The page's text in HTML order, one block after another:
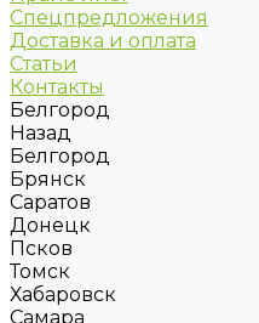
Спецпредложения
Доставка и оплата
Статьи
Контакты
Белгород
Назад
Белгород
Брянск
Саратов
Донецк
Псков
Томск
Хабаровск
Самара